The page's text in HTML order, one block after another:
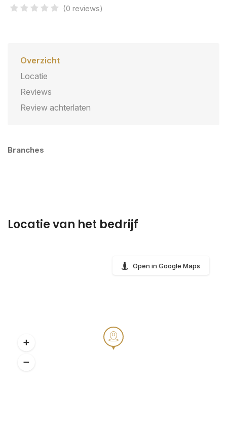
(0 reviews)
Overzicht
Locatie
Reviews
Review achterlaten
Branches
Locatie van het bedrijf
Open in Google Maps